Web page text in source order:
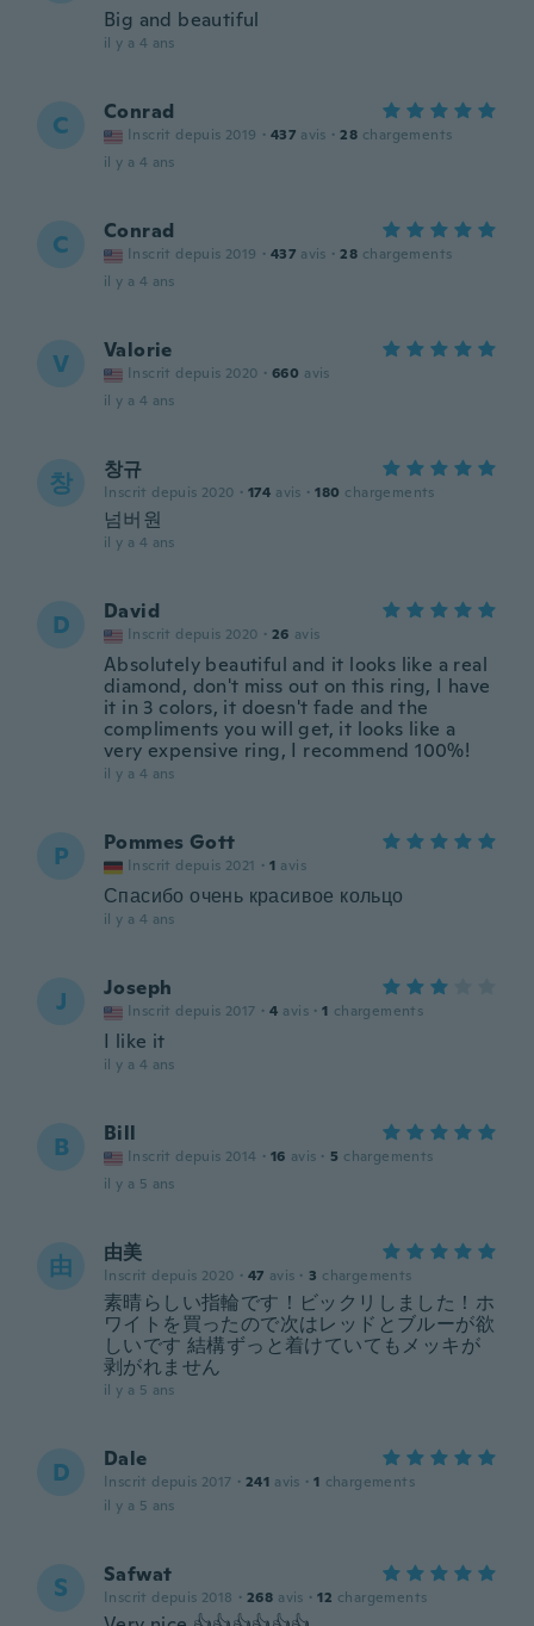
Big and beautiful
il y a 4 ans
C Conrad
Inscrit depuis 2019 · 437 avis · 28 chargements
il y a 4 ans
C Conrad
Inscrit depuis 2019 · 437 avis · 28 chargements
il y a 4 ans
V Valorie
Inscrit depuis 2020 · 660 avis
il y a 4 ans
창 창규
Inscrit depuis 2020 · 174 avis · 180 chargements
넘버원
il y a 4 ans
D David
Inscrit depuis 2020 · 26 avis
Absolutely beautiful and it looks like a real
diamond, don't miss out on this ring, I have
it in 3 colors, it doesn't fade and the
compliments you will get, it looks like a
very expensive ring, I recommend 100%!
il y a 4 ans
P Pommes Gott
Inscrit depuis 2021 · 1 avis
Спасибо очень красивое кольцо
il y a 4 ans
J Joseph
Inscrit depuis 2017 · 4 avis · 1 chargements
I like it
il y a 4 ans
B Bill
Inscrit depuis 2014 · 16 avis · 5 chargements
il y a 5 ans
由 由美
Inscrit depuis 2020 · 47 avis · 3 chargements
素晴らしい指輪です！ビックリしました！ホ
ワイトを買ったので次はレッドとブルーが欲
しいです 結構ずっと着けていてもメッキが
剥がれません
il y a 5 ans
D Dale
Inscrit depuis 2017 · 241 avis · 1 chargements
il y a 5 ans
S Safwat
Inscrit depuis 2018 · 268 avis · 12 chargements